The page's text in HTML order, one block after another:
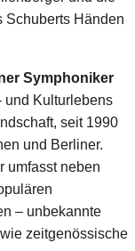
Schuberts Händen
Symphoniker
und Kulturlebens
seit 1990
und Berliner.
umfasst neben
– unbekannte
zeitgenössische